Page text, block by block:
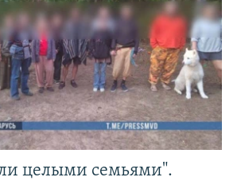
целыми семьями".